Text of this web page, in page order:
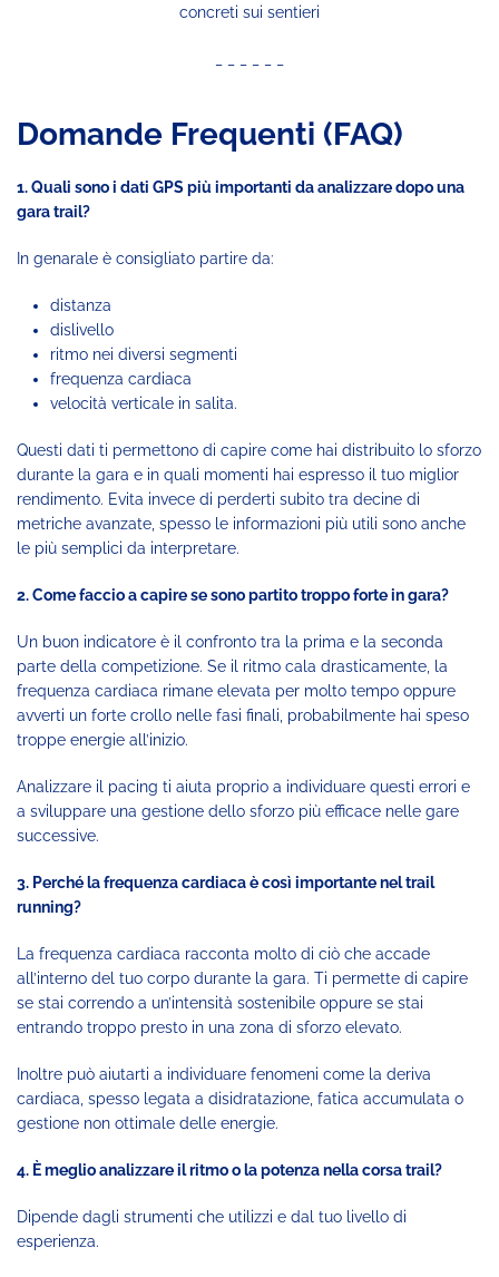
concreti sui sentieri
Domande Frequenti (FAQ)
1. Quali sono i dati GPS più importanti da analizzare dopo una
gara trail?
In genarale è consigliato partire da:
distanza
dislivello
ritmo nei diversi segmenti
frequenza cardiaca
velocità verticale in salita.
Questi dati ti permettono di capire come hai distribuito lo sforzo
durante la gara e in quali momenti hai espresso il tuo miglior
rendimento. Evita invece di perderti subito tra decine di
metriche avanzate, spesso le informazioni più utili sono anche
le più semplici da interpretare.
2. Come faccio a capire se sono partito troppo forte in gara?
Un buon indicatore è il confronto tra la prima e la seconda
parte della competizione. Se il ritmo cala drasticamente, la
frequenza cardiaca rimane elevata per molto tempo oppure
avverti un forte crollo nelle fasi finali, probabilmente hai speso
troppe energie all’inizio.
Analizzare il pacing ti aiuta proprio a individuare questi errori e
a sviluppare una gestione dello sforzo più efficace nelle gare
successive.
3. Perché la frequenza cardiaca è così importante nel trail
running?
La frequenza cardiaca racconta molto di ciò che accade
all’interno del tuo corpo durante la gara. Ti permette di capire
se stai correndo a un’intensità sostenibile oppure se stai
entrando troppo presto in una zona di sforzo elevato.
Inoltre può aiutarti a individuare fenomeni come la deriva
cardiaca, spesso legata a disidratazione, fatica accumulata o
gestione non ottimale delle energie.
4. È meglio analizzare il ritmo o la potenza nella corsa trail?
Dipende dagli strumenti che utilizzi e dal tuo livello di
esperienza.